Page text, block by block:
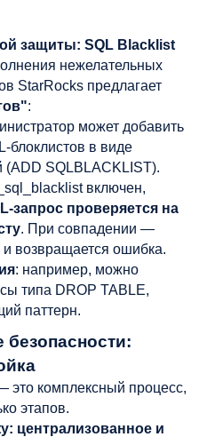
защиты: SQL Blacklist
нежелательных
StarRocks предлагает
:
может добавить
блоклистов в виде
SQLBLACKLIST).
включен,
запрос проверяется на
. При совпадении —
возвращается ошибка.
: например, можно
типа DROP TABLE,
паттерн.
это комплексный процесс,
этапов.
централизованное и